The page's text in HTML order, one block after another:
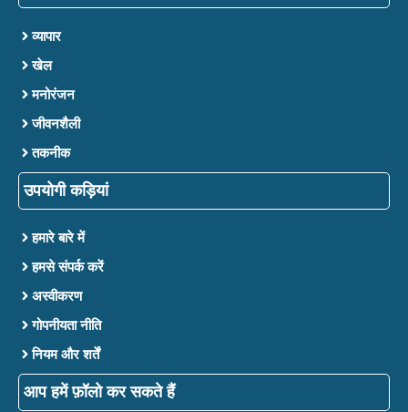
व्यापार
खेल
मनोरंजन
जीवनशैली
तकनीक
उपयोगी कड़ियां
हमारे बारे में
हमसे संपर्क करें
अस्वीकरण
गोपनीयता नीति
नियम और शर्तें
आप हमें फ़ॉलो कर सकते हैं